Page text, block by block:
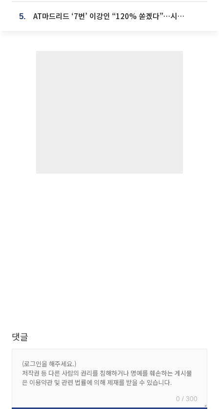
5. AT마드리드 ‘7번’ 이강인 “120% 쏟겠다”⋯시메오네 감독 “필요한 선수”
댓글
0 / 300